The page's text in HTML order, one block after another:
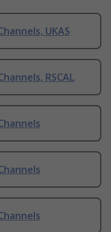
UKAS
RSCAL